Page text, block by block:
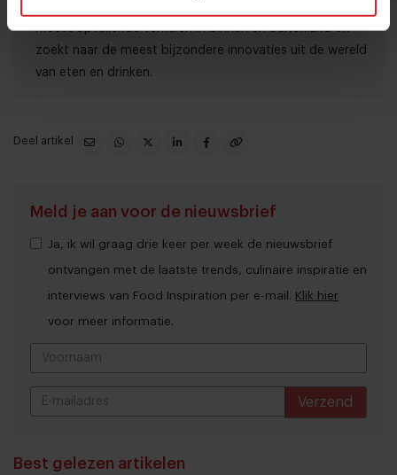
meest opvallende verhalen in binnen en buitenland en
zoekt naar de meest bijzondere innovaties uit de wereld
van eten en drinken.
Deel artikel
Meld je aan voor de nieuwsbrief
Ja, ik wil graag drie keer per week de nieuwsbrief
ontvangen met de laatste trends, culinaire inspiratie en
interviews van Food Inspiration per e-mail. Klik hier
voor meer informatie.
Verzend
Best gelezen artikelen